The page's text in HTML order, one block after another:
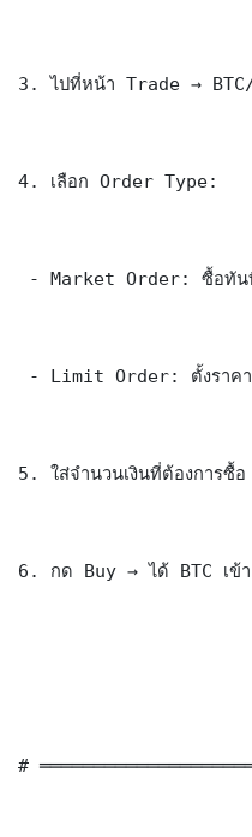
3. ไปที่หน้า Trade → BTC/
4. เลือก Order Type:
- Market Order: ซื้อทันที
- Limit Order: ตั้งราคา
5. ใส่จำนวนเงินที่ต้องการซื้อ
6. กด Buy → ได้ BTC เ
#